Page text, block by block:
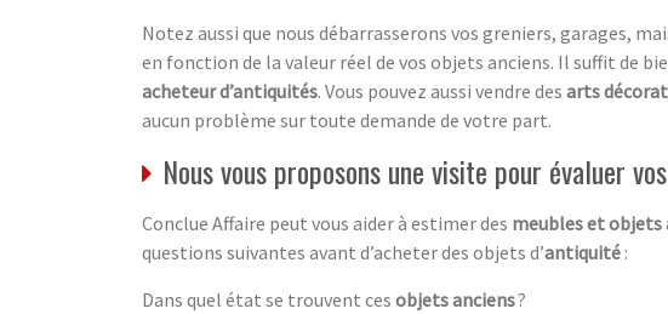
Notez aussi que nous débarrasserons vos greniers, garages,
en fonction de la valeur réel de vos objets anciens. Il suffit de
acheteur d’antiquités. Vous pouvez aussi vendre des arts
aucun problème sur toute demande de votre part.
Nous vous proposons une visite pour évaluer
Conclue Affaire peut vous aider à estimer des meubles et objets
questions suivantes avant d’acheter des objets d’antiquité :
Dans quel état se trouvent ces objets anciens?